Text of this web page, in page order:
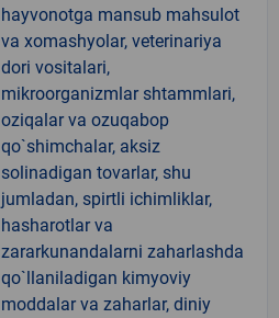
hayvonotga mansub mahsulot
va xomashyolar, veterinariya
dori vositalari,
mikroorganizmlar shtammlari,
oziqalar va ozuqabop
qo`shimchalar, aksiz
solinadigan tovarlar, shu
jumladan, spirtli ichimliklar,
hasharotlar va
zararkunandalarni zaharlashda
qo`llaniladigan kimyoviy
moddalar va zaharlar, diniy